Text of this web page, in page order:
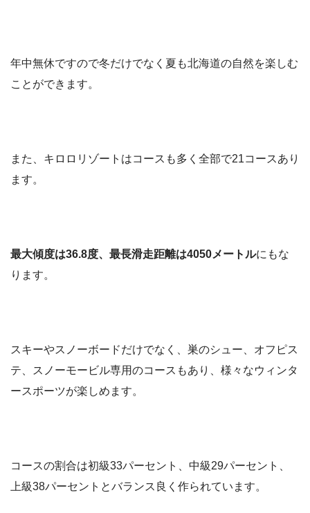
年中無休ですので冬だけでなく夏も北海道の自然を楽しむ
ことができます。
また、キロロリゾートはコースも多く全部で21コースあり
ます。
最大傾度は36.8度、最長滑走距離は4050メートルにもな
ります。
スキーやスノーボードだけでなく、巣のシュー、オフピス
テ、スノーモービル専用のコースもあり、様々なウィンタ
ースポーツが楽しめます。
コースの割合は初級33パーセント、中級29パーセント、
上級38パーセントとバランス良く作られています。